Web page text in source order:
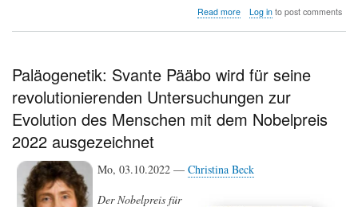
Read moreabout
ist
Log into post comments
Paläogenetik: Svante Pääbo wird für seine
revolutionierenden Untersuchungen zur
Evolution des Menschen mit dem Nobelpreis
2022 ausgezeichnet
Mo, 03.10.2022 — Christina Beck
Der Nobelpreis für